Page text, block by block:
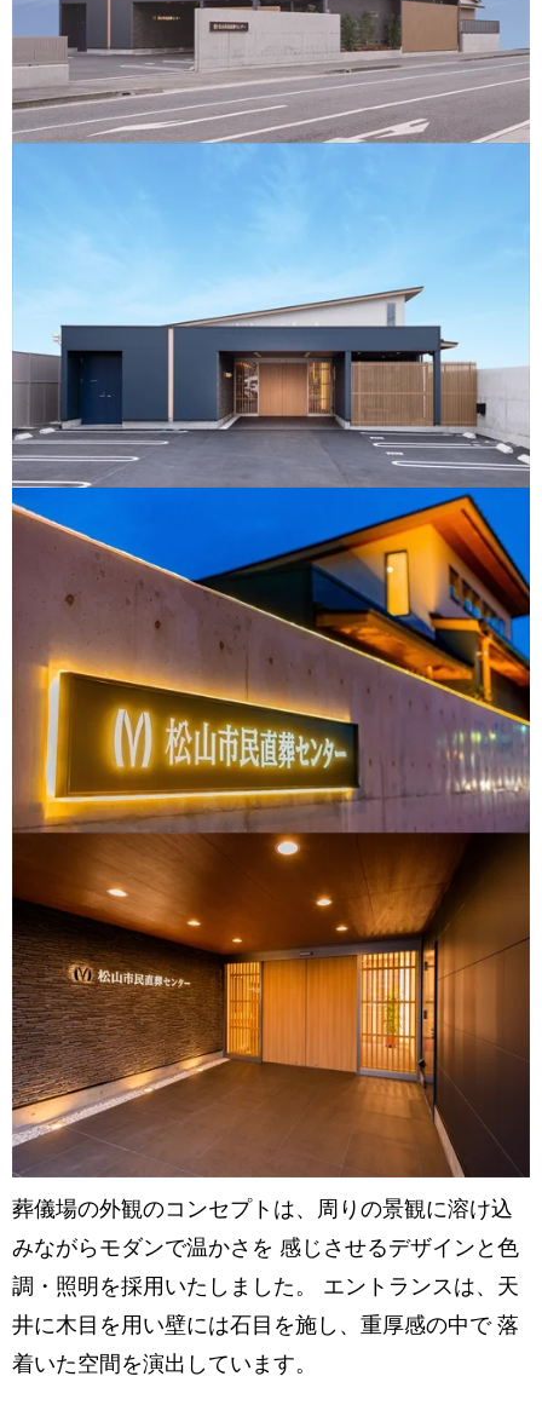
葬儀場の外観のコンセプトは、周りの景観に溶け込
みながらモダンで温かさを 感じさせるデザインと色
調・照明を採用いたしました。 エントランスは、天
井に木目を用い壁には石目を施し、重厚感の中で 落
着いた空間を演出しています。